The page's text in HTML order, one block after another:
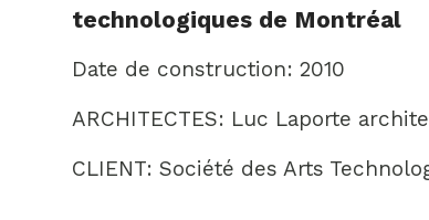
technologiques de Montréal
Date de construction: 2010
ARCHITECTES: Luc Laporte
CLIENT: Société des Arts